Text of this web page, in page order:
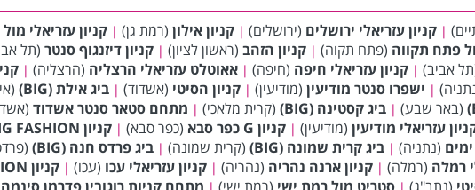
| קניון עזריאלי ירושלים (ירושלים) | קניון אילון (רמת גן) | קניון עזריאלי
פתח תקווה (פתח תקוה) | קניון הזהב (ראשון לציון) | קניון דיזנגוף סנטר (תל
אביב) | קניון עזריאלי חיפה (חיפה) | אאוטלט עזריאלי הרצליה (הרצליה) |
| ישפרו סנטר מודיעין (מודיעין) | קניון הסיטי (אשדוד) | ביג אילת (BIG)
(באר שבע) | ביג קסטינה (BIG) (קרית מלאכי) | מתחם סטאר סנטר אשדוד
עזריאלי מודיעין (מודיעין) | קניון G כפר סבא (כפר סבא) | קניון BIG FASHION נצרת
(נתניה) | ביג קרית שמונה (BIG) (קרית שמונה) | ביג פרדס חנה (BIG)
רמלה (רמלה) | קניון ארנה נהריה (נהריה) | קניון עזריאלי עכו (עכו) | קניון BIG FASHION ירכא
(נתב"ג) | סטריט מול רמת ישי (רמת ישי) | מתחם קניות רוגובין פדרמן